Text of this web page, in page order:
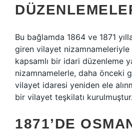
Bu bağlamda 1864 ve 1871
giren vilayet
kapsamlı bir idari düzenleme
nizamnamelerle, daha önceki
vilayet idaresi yeniden ele
bir vilayet teşkilatı kurulmuştur.
1871’DE